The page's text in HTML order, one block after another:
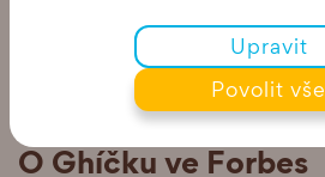
ROZHOVOR
O Ghíčku ve Forbes
Upravit
Povolit vše